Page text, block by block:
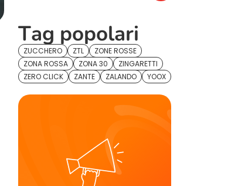
Tag popolari
ZUCCHERO ZTL
ZONE ROSSE
ZONA ROSSA
ZONA 30
ZINGARETTI
ZERO CLICK
ZANTE ZALANDO YOOX